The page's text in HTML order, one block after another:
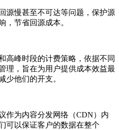
源慢甚至不可达等问题，保护源
，节省回源成本。
高峰时段的计费策略，依据不同
理，旨在为用户提供成本效益最
少他们的开支。
作为内容分发网络（CDN）内
可以保证客户的数据在整个